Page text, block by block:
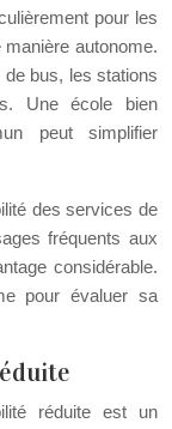
pour les
autonome.
de bus, les stations
Une école bien
peut simplifier
des services de
fréquents aux
considérable.
pour évaluer sa
réduite est un